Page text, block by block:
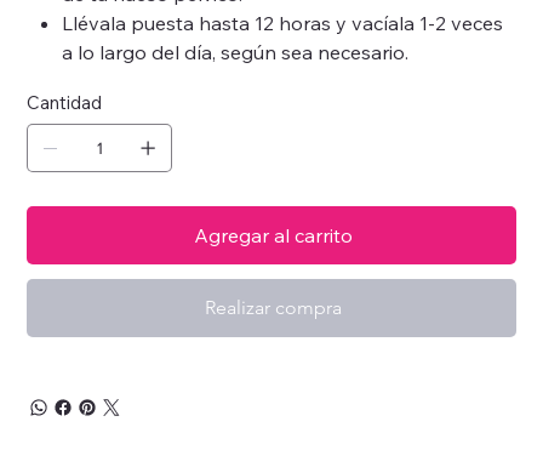
Llévala puesta hasta 12 horas y vacíala 1-2 veces
a lo largo del día, según sea necesario.
Cantidad
Agregar al carrito
Realizar compra